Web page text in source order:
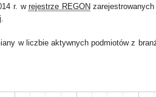
r. wrejestrze REGON zarejestrowanych
w liczbie aktywnych podmiotów z